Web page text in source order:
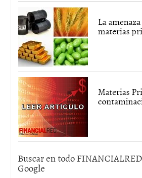
La
materias
Materias
Buscar en todo
Google